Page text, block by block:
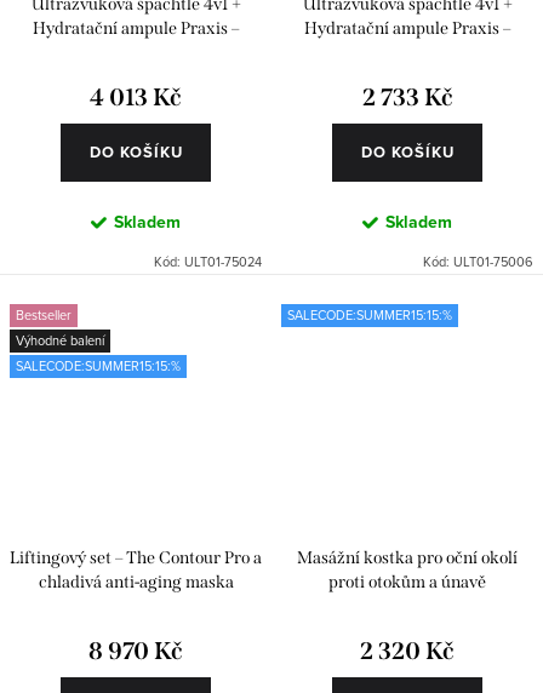
Hydratační ampule Praxis –
4 013 Kč
DO KOŠÍKU
Skladem
Kód: ULT01-75024
Hydratační ampule Praxis –
2 733 Kč
DO KOŠÍKU
Skladem
Kód: ULT01-75006
Bestseller
Výhodné balení
SALECODE:SUMMER15:15:%
Liftingový set – The Contour Pro a
chladivá anti-aging maska
8 970 Kč
SALECODE:SUMMER15:15:%
Masážní kostka pro oční okolí
proti otokům a únavě
2 320 Kč